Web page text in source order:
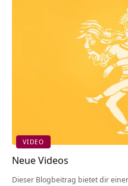
VIDEO
Neue Videos
Dieser Blogbeitrag bietet dir